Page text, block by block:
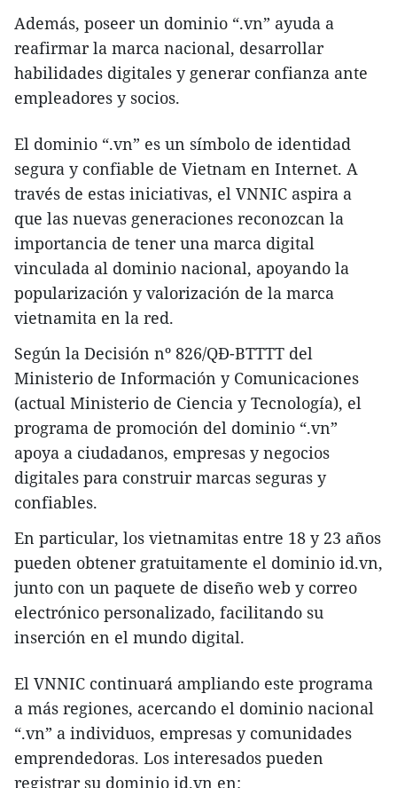
Además, poseer un dominio “.vn” ayuda a
reafirmar la marca nacional, desarrollar
habilidades digitales y generar confianza ante
empleadores y socios.
El dominio “.vn” es un símbolo de identidad
segura y confiable de Vietnam en Internet. A
través de estas iniciativas, el VNNIC aspira a
que las nuevas generaciones reconozcan la
importancia de tener una marca digital
vinculada al dominio nacional, apoyando la
popularización y valorización de la marca
vietnamita en la red.
Según la Decisión nº 826/QĐ-BTTTT del
Ministerio de Información y Comunicaciones
(actual Ministerio de Ciencia y Tecnología), el
programa de promoción del dominio “.vn”
apoya a ciudadanos, empresas y negocios
digitales para construir marcas seguras y
confiables.
En particular, los vietnamitas entre 18 y 23 años
pueden obtener gratuitamente el dominio id.vn,
junto con un paquete de diseño web y correo
electrónico personalizado, facilitando su
inserción en el mundo digital.
El VNNIC continuará ampliando este programa
a más regiones, acercando el dominio nacional
“.vn” a individuos, empresas y comunidades
emprendedoras. Los interesados pueden
registrar su dominio id.vn en: